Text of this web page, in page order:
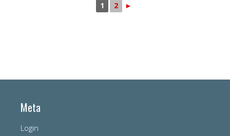
1 2 ►
Meta
Login